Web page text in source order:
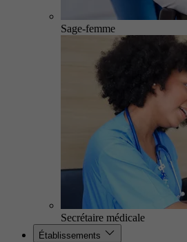
Sage-femme
Secrétaire médicale
Établissements